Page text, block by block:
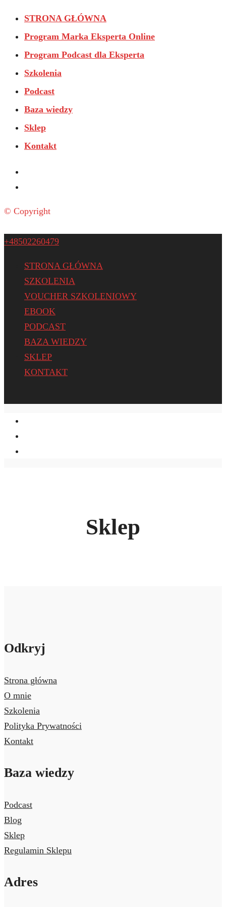
STRONA GŁÓWNA
Program Marka Eksperta Online
Program Podcast dla Eksperta
Szkolenia
Podcast
Baza wiedzy
Sklep
Kontakt
© Copyright
+48502260479
STRONA GŁÓWNA
SZKOLENIA
VOUCHER SZKOLENIOWY
EBOOK
PODCAST
BAZA WIEDZY
SKLEP
KONTAKT
Sklep
Odkryj
Strona główna
O mnie
Szkolenia
Polityka Prywatności
Kontakt
Baza wiedzy
Podcast
Blog
Sklep
Regulamin Sklepu
Adres